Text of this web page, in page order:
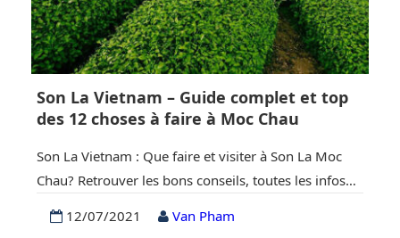
Son La Vietnam – Guide complet et top
des 12 choses à faire à Moc Chau
Son La Vietnam : Que faire et visiter à Son La Moc
Chau? Retrouver les bons conseils, toutes les infos
Son La Moc Chau. I. Aperçu de Son La Vietnam
12/07/2021 Van Pham